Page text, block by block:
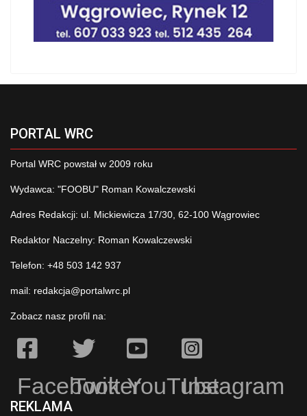
PORTAL WRC
Portal WRC powstał w 2009 roku
Wydawca: "FOOBU" Roman Kowalczewski
Adres Redakcji: ul. Mickiewicza 17/30, 62-100 Wągrowiec
Redaktor Naczelny: Roman Kowalczewski
Telefon: +48 503 142 937
mail: redakcja@portalwrc.pl
Zobacz nasz profil na:
Facebook
TwitterYouTubeInstagram
REKLAMA